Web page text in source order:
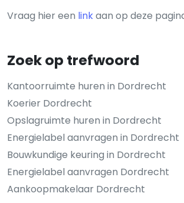
Vraag hier een linkaan op deze
Zoek op trefwoord
Kantoorruimte huren in Dordrecht
Koerier Dordrecht
Opslagruimte huren in Dordrecht
Energielabel aanvragen in Dordrecht
Bouwkundige keuring in Dordrecht
Energielabel aanvragen Dordrecht
Aankoopmakelaar Dordrecht